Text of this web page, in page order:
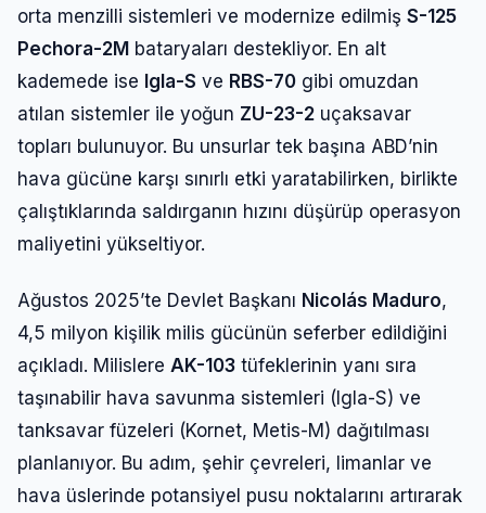
orta menzilli sistemleri ve modernize edilmiş S-125
Pechora-2M bataryaları destekliyor. En alt
kademede ise Igla-S ve RBS-70 gibi omuzdan
atılan sistemler ile yoğun ZU-23-2 uçaksavar
topları bulunuyor. Bu unsurlar tek başına ABD’nin
hava gücüne karşı sınırlı etki yaratabilirken, birlikte
çalıştıklarında saldırganın hızını düşürüp operasyon
maliyetini yükseltiyor.
Ağustos 2025’te Devlet Başkanı Nicolás Maduro,
4,5 milyon kişilik milis gücünün seferber edildiğini
açıkladı. Milislere AK-103 tüfeklerinin yanı sıra
taşınabilir hava savunma sistemleri (Igla-S) ve
tanksavar füzeleri (Kornet, Metis-M) dağıtılması
planlanıyor. Bu adım, şehir çevreleri, limanlar ve
hava üslerinde potansiyel pusu noktalarını artırarak